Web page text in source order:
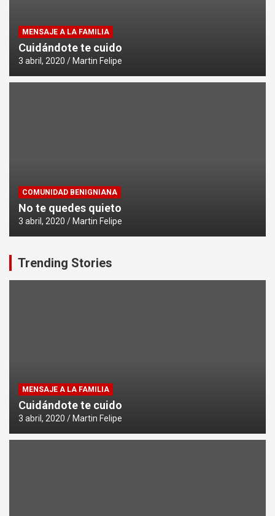
MENSAJE A LA FAMILIA
Cuidándote te cuido
3 abril, 2020 Martin Felipe
COMUNIDAD BENIGNIANA
No te quedes quieto
3 abril, 2020 Martin Felipe
Trending Stories
MENSAJE A LA FAMILIA
Cuidándote te cuido
3 abril, 2020 Martin Felipe